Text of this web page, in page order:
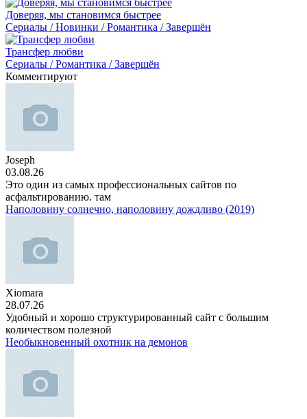
Доверяя, мы становимся быстрее
Сериалы / Новинки / Романтика / Завершён
Трансфер любви
Сериалы / Романтика / Завершён
Комментируют
Joseph
03.08.26
Это один из самых профессиональных сайтов по
асфальтированию. там
Наполовину солнечно, наполовину дождливо (2019)
Xiomara
28.07.26
Удобный и хорошо структурированный сайт с большим
количеством полезной
Необыкновенный охотник на демонов